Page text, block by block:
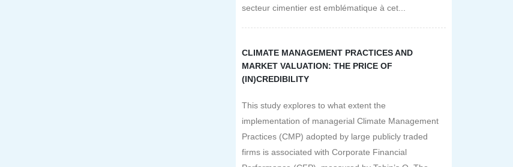
secteur cimentier est emblématique à cet...
CLIMATE MANAGEMENT PRACTICES AND
MARKET VALUATION: THE PRICE OF
(IN)CREDIBILITY
This study explores to what extent the
implementation of managerial Climate Management
Practices (CMP) adopted by large publicly traded
firms is associated with Corporate Financial